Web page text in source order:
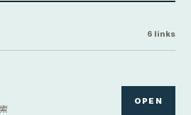
6 links
OPEN